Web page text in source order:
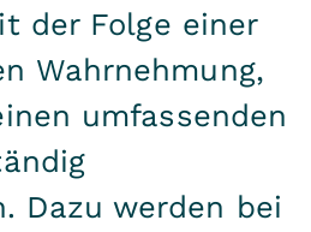
der Folge einer
Wahrnehmung,
umfassenden
Dazu werden bei